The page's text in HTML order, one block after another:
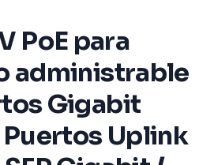
PoE para
administrable
Gigabit
Puertos Uplink